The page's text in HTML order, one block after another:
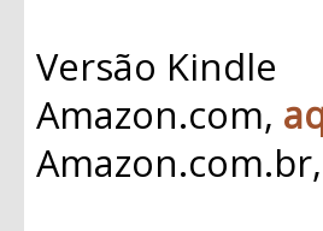
Versão Kindle
Amazon.com,
Amazon.com.br,